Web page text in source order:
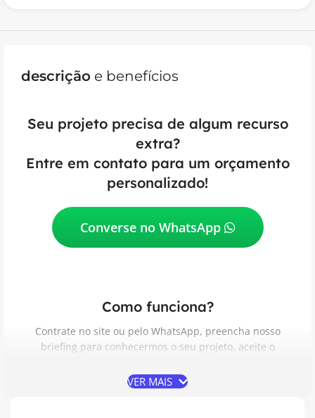
descrição e benefícios
Seu projeto precisa de algum recurso
extra?
Entre em contato para um orçamento
personalizado!
Converse no WhatsApp
Como funciona?
Contrate no site ou pelo WhatsApp, preencha nosso
briefing para conhecermos o seu projeto, aceite o
as etapas do desenvolvimento e receba do seu jeito.
VER MAIS